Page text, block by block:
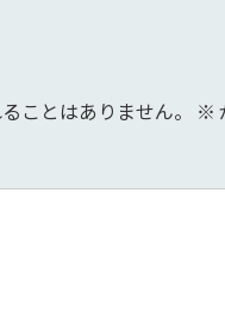
ことはありません。 ※